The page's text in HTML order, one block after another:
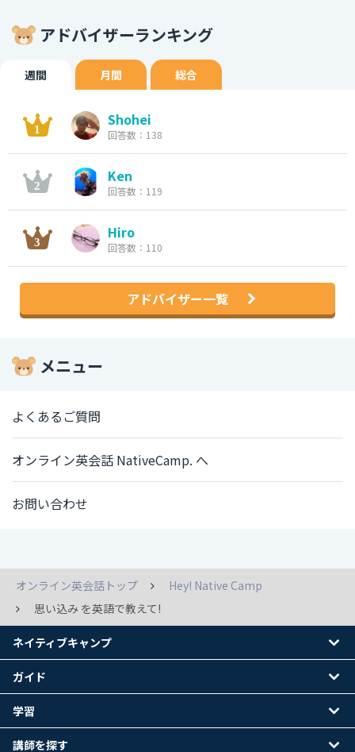
アドバイザーランキング
週間 月間 総合
Shohei
回答数：138
Ken
回答数：119
Hiro
回答数：110
アドバイザー一覧
メニュー
よくあるご質問
オンライン英会話 NativeCamp. へ
お問い合わせ
オンライン英会話トップ
Hey! Native Camp
思い込み を英語で教えて!
ネイティブキャンプ
ガイド
学習
講師を探す